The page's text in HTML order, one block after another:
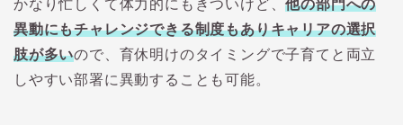
かなり忙しくて体力的にもきついけど、他の部門への
異動にもチャレンジできる制度もありキャリアの選択
肢が多いので、育休明けのタイミングで子育てと両立
しやすい部署に異動することも可能。